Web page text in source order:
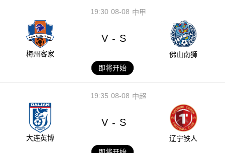
08-08
19:30 中甲
梅州客家
V - S
佛山南狮
即将开始
08-08
19:35 中超
大连英博
V - S
辽宁铁人